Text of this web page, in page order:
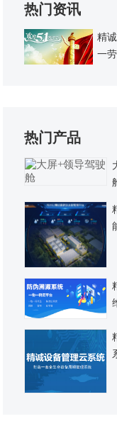
热门资讯
精
一
热门产品